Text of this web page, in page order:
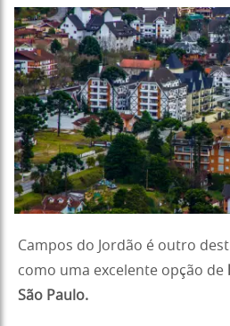
Campos do Jordão é outro
como uma excelente opção de
São Paulo.